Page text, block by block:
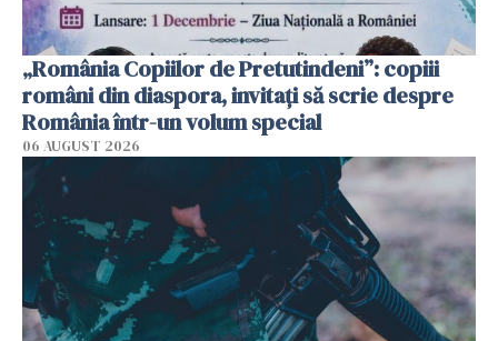
„România Copiilor de Pretutindeni”: copiii
români din diaspora, invitați să scrie despre
România într-un volum special
06 AUGUST 2026